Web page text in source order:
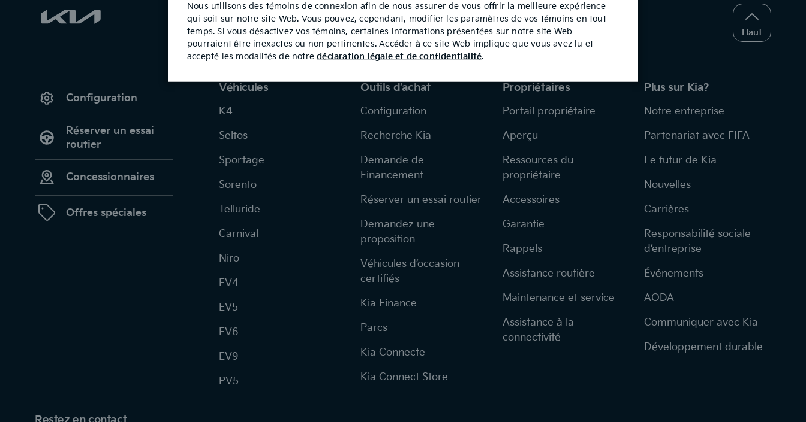
Configuration
Réserver un essai
routier
Concessionnaires
Offres spéciales
Véhicules
K4
Seltos
Sportage
Sorento
Telluride
Carnival
Niro
EV4
EV5
EV6
EV9
PV5
Outils d’achat
Configuration
Recherche Kia
Demande de
Financement
Réserver un essai routier
Demandez une
proposition
Véhicules d’occasion
certifiés
Kia Finance
Parcs
Kia Connecte
Kia Connect Store
Propriétaires
Portail propriétaire
Aperçu
Ressources du
propriétaire
Accessoires
Garantie
Rappels
Assistance routière
Maintenance et service
Assistance à la
connectivité
Plus sur Kia?
Notre entreprise
Partenariat avec FIFA
Le futur de Kia
Nouvelles
Carrières
Responsabilité sociale
d’entreprise
Événements
AODA
Communiquer avec Kia
Développement durable
Haut
Nous utilisons des témoins de connexion afin de nous assurer de vous offrir la meilleure expérience
qui soit sur notre site Web. Vous pouvez, cependant, modifier les paramètres de vos témoins en tout
temps. Si vous désactivez vos témoins, certaines informations présentées sur notre site Web
pourraient être inexactes ou non pertinentes. Accéder à ce site Web implique que vous avez lu et
accepté les modalités de notredéclaration légale et de confidentialité.